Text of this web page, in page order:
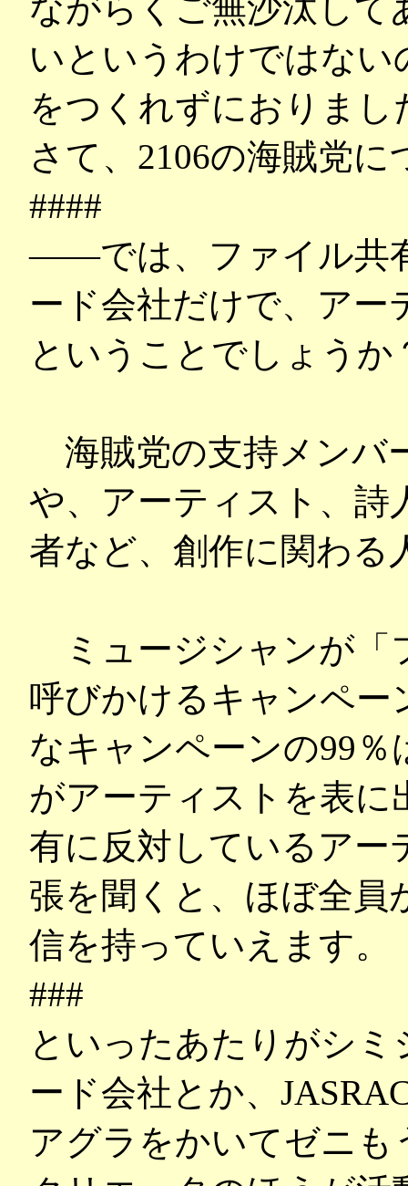
ながらくご無沙汰し
いというわけではな
をつくれずにおりまし
さて、2106の海賊党に
####
――では、ファイル共
ード会社だけで、ア
ということでしょうか
海賊党の支持メンバ
や、アーティスト、詩
者など、創作に関わる
ミュージシャンが「
呼びかけるキャンペ
なキャンペーンの99
がアーティストを表
有に反対しているアー
張を聞くと、ほぼ全員
信を持っていえます。
###
といったあたりがシ
ード会社とか、
アグラをかいてゼニ